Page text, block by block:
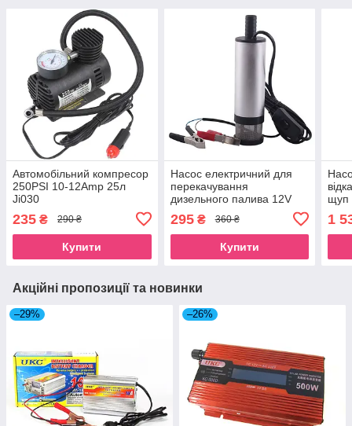
Автомобільний компресор
250PSI 10-12Amp 25л
Ji030
235 ₴ 290 ₴
Купити
Насос електричний для
перекачування
дизельного палива 12V
295₴ 360 ₴
Купити
щуп
1
Акційні пропозиції та новинки
–29% –26%